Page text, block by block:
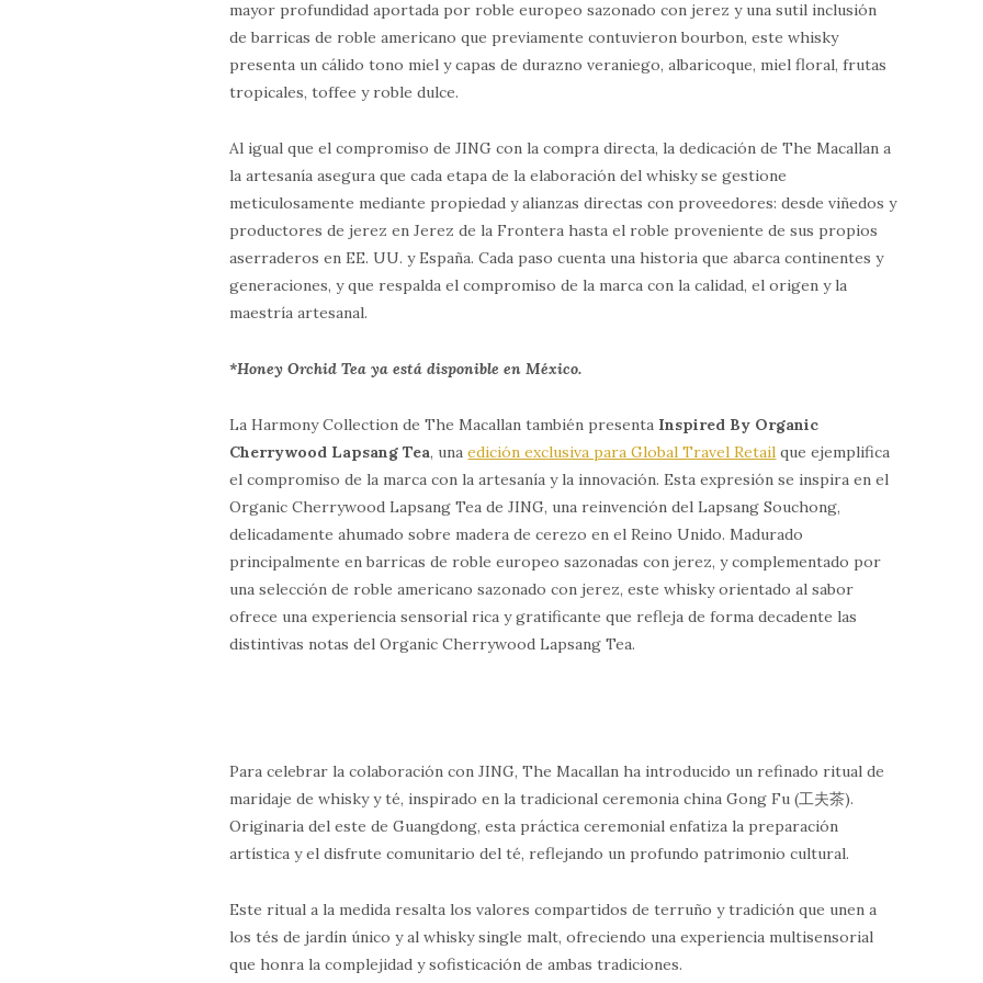
mayor profundidad aportada por roble europeo sazonado con jerez y una sutil inclusión
de barricas de roble americano que previamente contuvieron bourbon, este whisky
presenta un cálido tono miel y capas de durazno veraniego, albaricoque, miel floral, frutas
tropicales, toffee y roble dulce.
Al igual que el compromiso de JING con la compra directa, la dedicación de The Macallan a
la artesanía asegura que cada etapa de la elaboración del whisky se gestione
meticulosamente mediante propiedad y alianzas directas con proveedores: desde viñedos y
productores de jerez en Jerez de la Frontera hasta el roble proveniente de sus propios
aserraderos en EE. UU. y España. Cada paso cuenta una historia que abarca continentes y
generaciones, y que respalda el compromiso de la marca con la calidad, el origen y la
maestría artesanal.
*Honey Orchid Tea ya está disponible en México.
La Harmony Collection de The Macallan también presenta Inspired By Organic
Cherrywood Lapsang Tea, unaedición exclusiva para Global Travel Retail que ejemplifica
el compromiso de la marca con la artesanía y la innovación. Esta expresión se inspira en el
Organic Cherrywood Lapsang Tea de JING, una reinvención del Lapsang Souchong,
delicadamente ahumado sobre madera de cerezo en el Reino Unido. Madurado
principalmente en barricas de roble europeo sazonadas con jerez, y complementado por
una selección de roble americano sazonado con jerez, este whisky orientado al sabor
ofrece una experiencia sensorial rica y gratificante que refleja de forma decadente las
distintivas notas del Organic Cherrywood Lapsang Tea.
Para celebrar la colaboración con JING, The Macallan ha introducido un refinado ritual de
maridaje de whisky y té, inspirado en la tradicional ceremonia china Gong Fu (工夫茶).
Originaria del este de Guangdong, esta práctica ceremonial enfatiza la preparación
artística y el disfrute comunitario del té, reflejando un profundo patrimonio cultural.
Este ritual a la medida resalta los valores compartidos de terruño y tradición que unen a
los tés de jardín único y al whisky single malt, ofreciendo una experiencia multisensorial
que honra la complejidad y sofisticación de ambas tradiciones.